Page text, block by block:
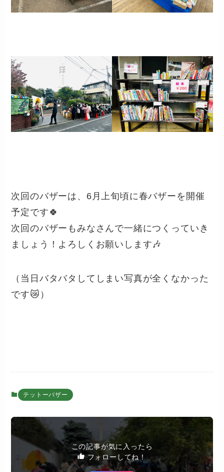
次回のバザーは、6月上旬頃に春バザーを開催
予定です🍀
次回のバザーもみなさんで一緒につくっていき
ましょう！よろしくお願いします🎶
（当日バタバタしてしまい写真が全くなかった
です😿）
テットーバザー
この記事が気に入ったら
フォローしてね！